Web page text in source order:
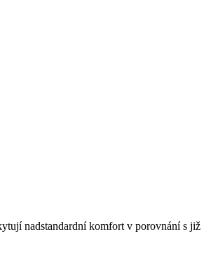
nadstandardní komfort v porovnání s již